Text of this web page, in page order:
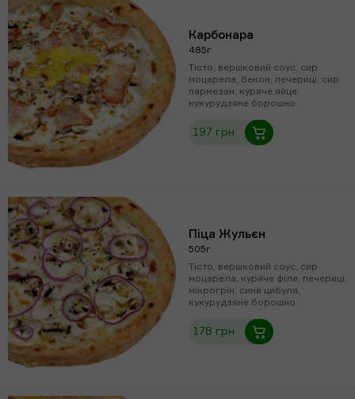
Карбонара
485г
Тісто, вершковий соус, сир
моцарела, бекон, печериці, сир
пармезан, куряче яйце,
кукурудзяне борошно
197 грн
Піца Жульєн
505г
Тісто, вершковий соус, сир
моцарела, куряче філе, печериці,
мікрогрін, синя цибуля,
кукурудзяне борошно
178 грн